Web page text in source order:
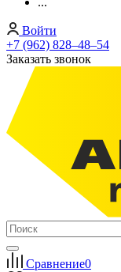
Войти
+7 (962) 828‒48‒54
Заказать звонок
Сравнение0